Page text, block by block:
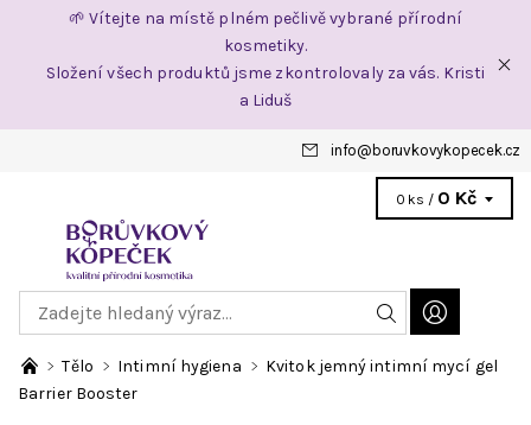
🌱 Vítejte na místě plném pečlivě vybrané přírodní
kosmetiky.
Složení všech produktů jsme zkontrolovaly za vás. Kristi
a Liduš
info@ boruvkovykopecek.cz
0 ks / 0 Kč
Tělo Intimní hygiena
Kvitok jemný intimní mycí gel
Barrier Booster